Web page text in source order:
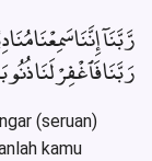
رَّبَّنَآ إِنَّنَا سَمِعْنَا
رَبَّنَا فَٱغْفِرْ لَنَا
(seruan)
kamu